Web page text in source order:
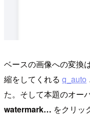
ベースの画像への変換
縮をしてくれる q_auto
た。そして本題のオー
watermark… をクリッ